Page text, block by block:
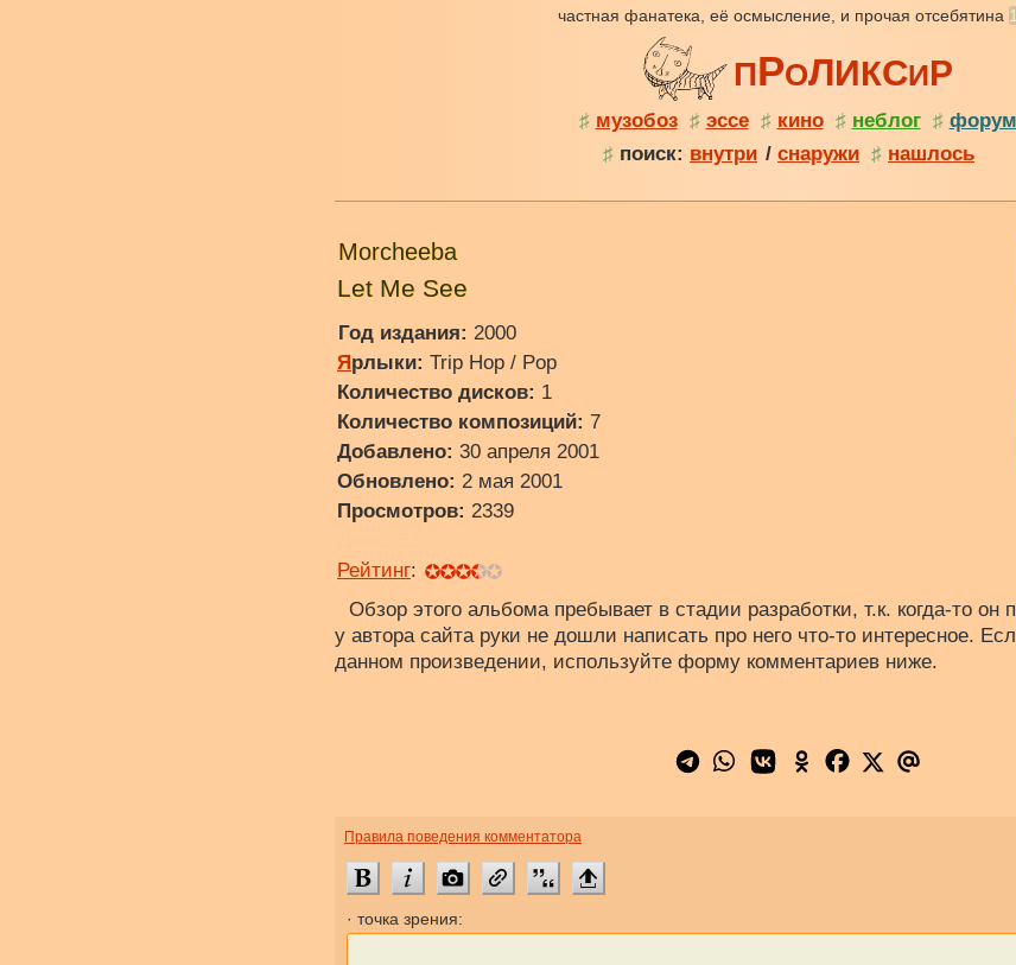
частная фанатека, её осмысление, и прочая отсебятина
ПРОЛИКСИР
♯ музобоз ♯ эссе ♯ кино ♯ неблог ♯ форум
♯ поиск: внутри / снаружи ♯ нашлось
Morcheeba
Let Me See
Год издания: 2000
Ярлыки: Trip Hop / Pop
Количество дисков: 1
Количество композиций: 7
Добавлено: 30 апреля 2001
Обновлено: 2 мая 2001
Просмотров: 2339
Рейтинг:
Обзор этого альбома пребывает в стадии разработки, т.к. когда-то он
у автора сайта руки не дошли написать про него что-то интересное.
данном произведении, используйте форму комментариев ниже.
Правила поведения комментатора
· точка зрения: